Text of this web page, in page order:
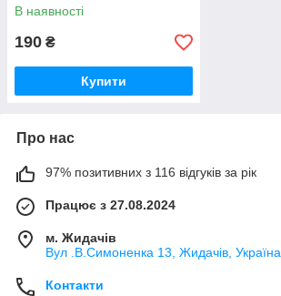
В наявності
190 ₴
Купити
Про нас
97% позитивних з 116 відгуків за рік
Працює з 27.08.2024
м. Жидачів
Вул .В.Симоненка 13, Жидачів, Україна
Контакти